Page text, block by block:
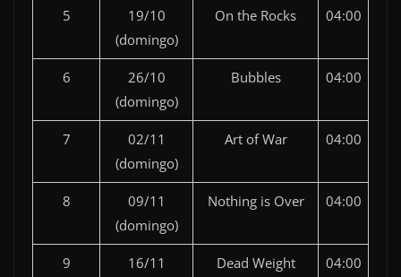
5
19/10
(domingo)
On the Rocks 04:00
6
26/10
(domingo)
Bubbles 04:00
7
02/11
(domingo)
Art of War 04:00
8
09/11
(domingo)
Nothing is Over 04:00
9
16/11
Dead Weight 04:00